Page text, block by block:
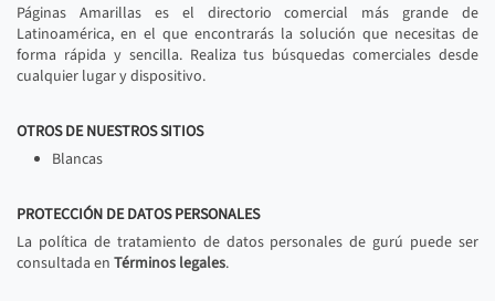
Páginas Amarillas es el directorio comercial más grande de
Latinoamérica, en el que encontrarás la solución que necesitas de
forma rápida y sencilla. Realiza tus búsquedas comerciales desde
cualquier lugar y dispositivo.
OTROS DE NUESTROS SITIOS
Blancas
PROTECCIÓN DE DATOS PERSONALES
La política de tratamiento de datos personales de gurú puede ser
consultada en Términos legales.